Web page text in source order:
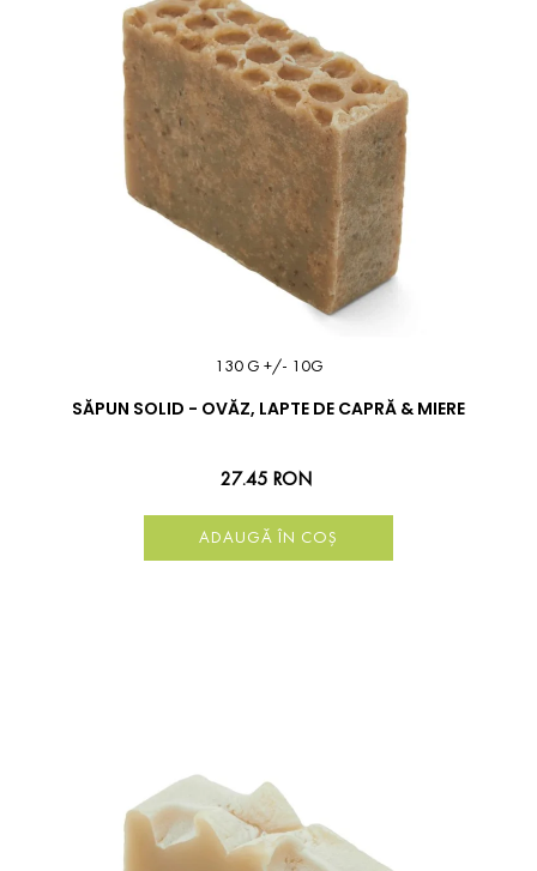
130 G +/- 10G
SĂPUN SOLID - OVĂZ, LAPTE DE CAPRĂ & MIERE
27.45 RON
ADAUGĂ ÎN COȘ